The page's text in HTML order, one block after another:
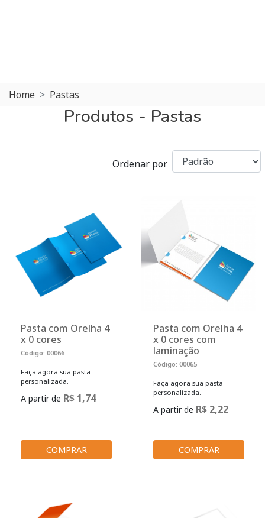
Home Pastas
Produtos - Pastas
Ordenar por
Pasta com Orelha 4
x 0 cores
Código: 00066
Faça agora sua pasta
personalizada.
A partir de R$ 1,74
COMPRAR
Pasta com Orelha 4
x 0 cores com
laminação
Código: 00065
Faça agora sua pasta
personalizada.
A partir de R$ 2,22
COMPRAR